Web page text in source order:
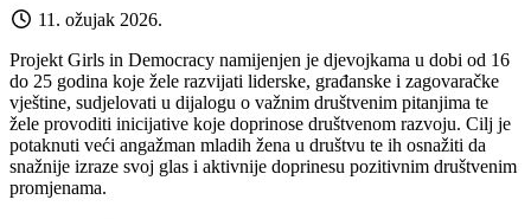
11. ožujak 2026.
Projekt Girls in Democracy namijenjen je djevojkama u dobi od 16
do 25 godina koje žele razvijati liderske, građanske i zagovaračke
vještine, sudjelovati u dijalogu o važnim društvenim pitanjima te
žele provoditi inicijative koje doprinose društvenom razvoju. Cilj je
potaknuti veći angažman mladih žena u društvu te ih osnažiti da
snažnije izraze svoj glas i aktivnije doprinesu pozitivnim društvenim
promjenama.